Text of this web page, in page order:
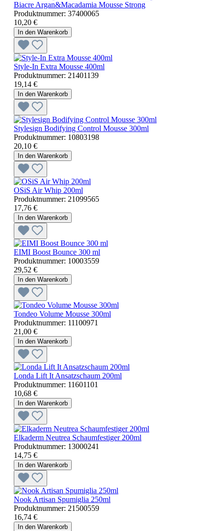
Biacre Argan&Macadamia Mousse Strong
Produktnummer: 37400065
10,20 €
In den Warenkorb
Style-In Extra Mousse 400ml
Produktnummer: 21401139
19,14 €
In den Warenkorb
Stylesign Bodifying Control Mousse 300ml
Produktnummer: 10803198
20,10 €
In den Warenkorb
OSiS Air Whip 200ml
Produktnummer: 21099565
17,76 €
In den Warenkorb
EIMI Boost Bounce 300 ml
Produktnummer: 10003559
29,52 €
In den Warenkorb
Tondeo Volume Mousse 300ml
Produktnummer: 11100971
21,00 €
In den Warenkorb
Londa Lift It Ansatzschaum 200ml
Produktnummer: 11601101
10,68 €
In den Warenkorb
Elkaderm Neutrea Schaumfestiger 200ml
Produktnummer: 13000241
14,75 €
In den Warenkorb
Nook Artisan Spumiglia 250ml
Produktnummer: 21500559
16,74 €
In den Warenkorb